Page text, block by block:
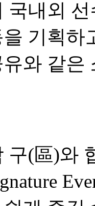
국내외
기획하
와 같은
구(區)와